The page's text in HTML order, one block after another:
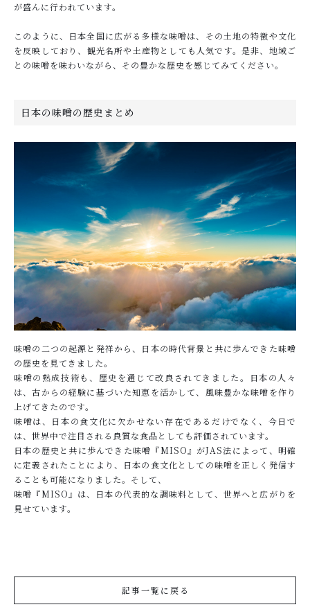
が盛んに行われています。
このように、日本全国に広がる多様な味噌は、その土地の特徴や文化
を反映しており、観光名所や土産物としても人気です。是非、地域ご
との味噌を味わいながら、その豊かな歴史を感じてみてください。
日本の味噌の歴史まとめ
味噌の二つの起源と発祥から、日本の時代背景と共に歩んできた味噌
の歴史を見てきました。
味噌の熟成技術も、歴史を通じて改良されてきました。日本の人々
は、古からの経験に基づいた知恵を活かして、風味豊かな味噌を作り
上げてきたのです。
味噌は、日本の食文化に欠かせない存在であるだけでなく、今日で
は、世界中で注目される良質な食品としても評価されています。
日本の歴史と共に歩んできた味噌『MISO』がJAS法によって、明確
に定義されたことにより、日本の食文化としての味噌を正しく発信す
ることも可能になりました。そして、
味噌『MISO』は、日本の代表的な調味料として、世界へと広がりを
見せています。
記事一覧に戻る